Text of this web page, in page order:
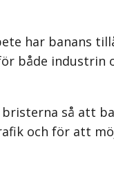
har banans
både industrin
så att
och för att